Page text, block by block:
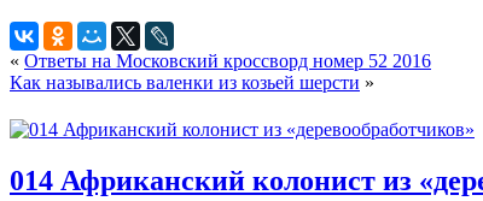
« Ответы на Московский кроссворд номер 52 2016
Как назывались валенки из козьей шерсти »
014 Африканский колонист из